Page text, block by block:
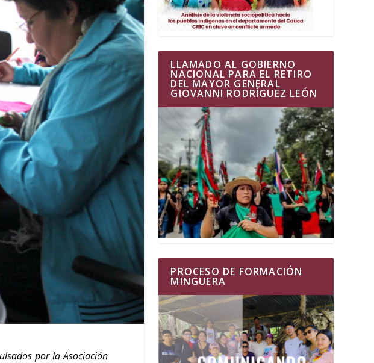
por la Asociación
LLAMADO AL GOBIERNO
NACIONAL PARA EL RETIRO
DEL MAYOR GENERAL
GIOVANNI RODRÍGUEZ LEÓN
PROCESO DE FORMACIÓN
MINGUERA